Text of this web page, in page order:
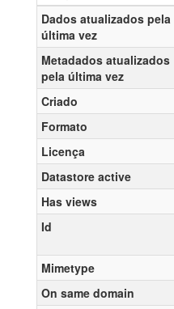
Dados atualizados pela
última vez
Metadados atualizados
pela última vez
Criado
Formato
Licença
Datastore active
Has views
Id
Mimetype
On same domain